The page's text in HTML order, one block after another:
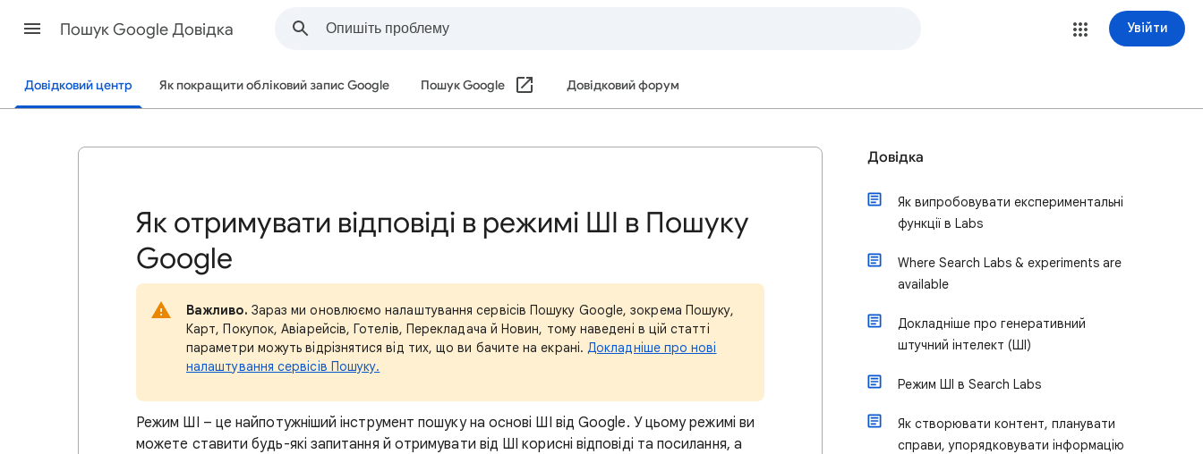
Пошук Google Довідка Увійти
Довідковий центр Як покращити обліковий запис Google Пошук Google Довідковий форум
Як отримувати відповіді в режимі ШІ в Пошуку
Google
Важливо. Зараз ми оновлюємо налаштування сервісів Пошуку Google, зокрема Пошуку,
Карт, Покупок, Авіарейсів, Готелів, Перекладача й Новин, тому наведені в цій статті
параметри можуть відрізнятися від тих, що ви бачите на екрані.Докладніше про нові
налаштування сервісів Пошуку.
Режим ШІ – це найпотужніший інструмент пошуку на основі ШІ від Google. У цьому режимі ви
можете ставити будь-які запитання й отримувати від ШІ корисні відповіді та посилання, а
Довідка
Як випробовувати експериментальні
функції в Labs
Where Search Labs & experiments are
available
Докладніше про генеративний
штучний інтелект (ШІ)
Режим ШІ в Search Labs
Як створювати контент, планувати
справи, упорядковувати інформацію